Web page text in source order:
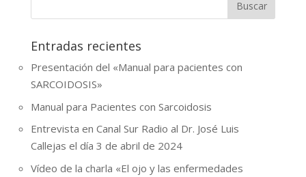
Entradas recientes
Presentación del «Manual para pacientes con
SARCOIDOSIS»
Manual para Pacientes con Sarcoidosis
Entrevista en Canal Sur Radio al Dr. José Luis
Callejas el día 3 de abril de 2024
Vídeo de la charla «El ojo y las enfermedades